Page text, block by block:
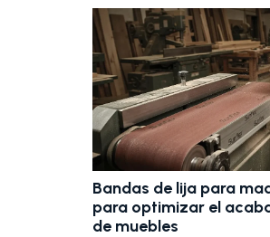
lija para madera: El secreto
el acabado en fábricas